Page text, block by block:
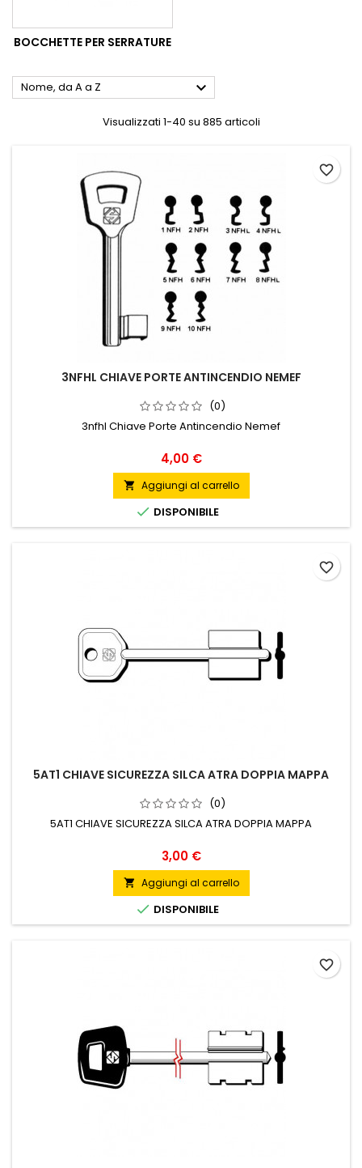
BOCCHETTE PER SERRATURE
Nome, da A a Z 
Visualizzati 1-40 su 885 articoli
3NFHL CHIAVE PORTE ANTINCENDIO NEMEF
(0)
3nfhl Chiave Porte Antincendio Nemef
Prezzo
4,00 €
 Aggiungi al carrello
 DISPONIBILE
favorite_border
5AT1 CHIAVE SICUREZZA SILCA ATRA DOPPIA MAPPA
(0)
5AT1 CHIAVE SICUREZZA SILCA ATRA DOPPIA MAPPA
Prezzo
3,00 €
 Aggiungi al carrello
 DISPONIBILE
favorite_border
favorite_border